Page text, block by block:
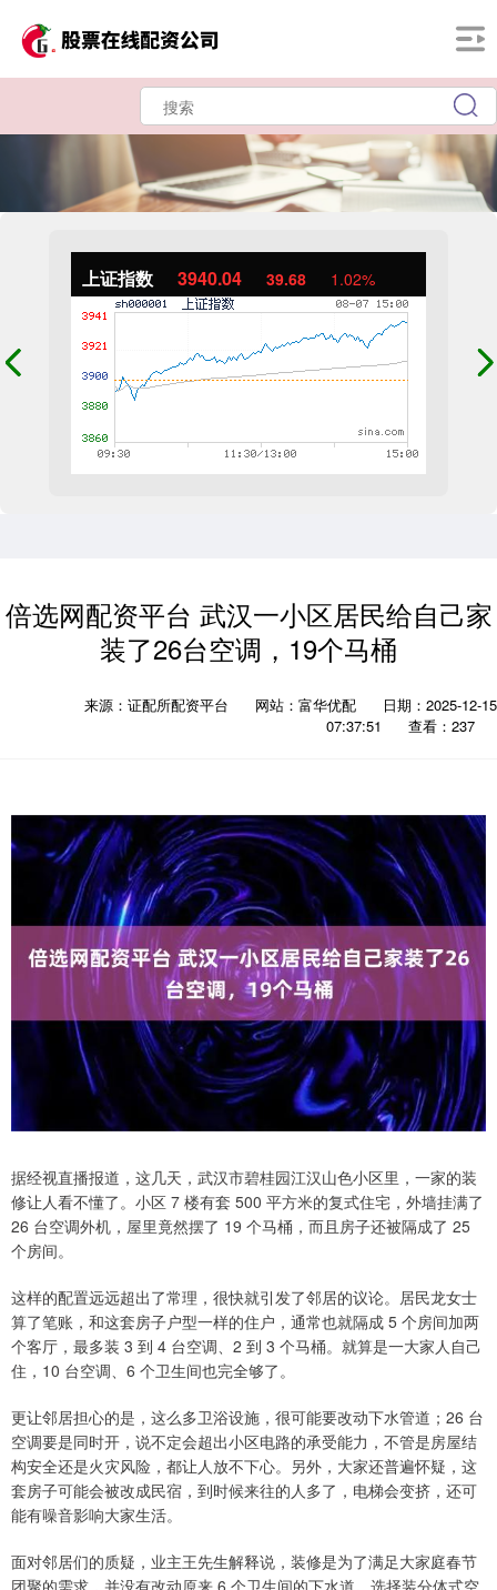
上证指数 3940.04 39.68 1.02%
倍选网配资平台 武汉一小区居民给自己家
装了26台空调，19个马桶
来源：证配所配资平台 网站：富华优配
日期：2025-12-15
07:37:51
查看：237
据经视直播报道，这几天，武汉市碧桂园江汉山色小区里，一家的装
修让人看不懂了。小区 7 楼有套 500 平方米的复式住宅，外墙挂满了
26 台空调外机，屋里竟然摆了 19 个马桶，而且房子还被隔成了 25
个房间。
这样的配置远远超出了常理，很快就引发了邻居的议论。居民龙女士
算了笔账，和这套房子户型一样的住户，通常也就隔成 5 个房间加两
个客厅，最多装 3 到 4 台空调、2 到 3 个马桶。就算是一大家人自己
住，10 台空调、6 个卫生间也完全够了。
更让邻居担心的是，这么多卫浴设施，很可能要改动下水管道；26 台
空调要是同时开，说不定会超出小区电路的承受能力，不管是房屋结
构安全还是火灾风险，都让人放不下心。另外，大家还普遍怀疑，这
套房子可能会被改成民宿，到时候来往的人多了，电梯会变挤，还可
能有噪音影响大家生活。
面对邻居们的质疑，业主王先生解释说，装修是为了满足大家庭春节